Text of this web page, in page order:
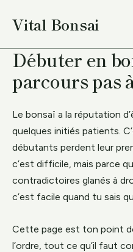
Vital Bonsai
Débuter en
parcours pas
Le bonsaï a la réputation
quelques initiés patients.
débutants perdent leur
c’est difficile, mais parce
contradictoires glanés à
c’est facile quand tu sais
Cette page est ton point
l’ordre, tout ce qu’il faut